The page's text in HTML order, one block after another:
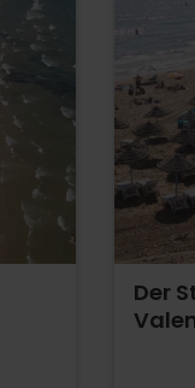
Der